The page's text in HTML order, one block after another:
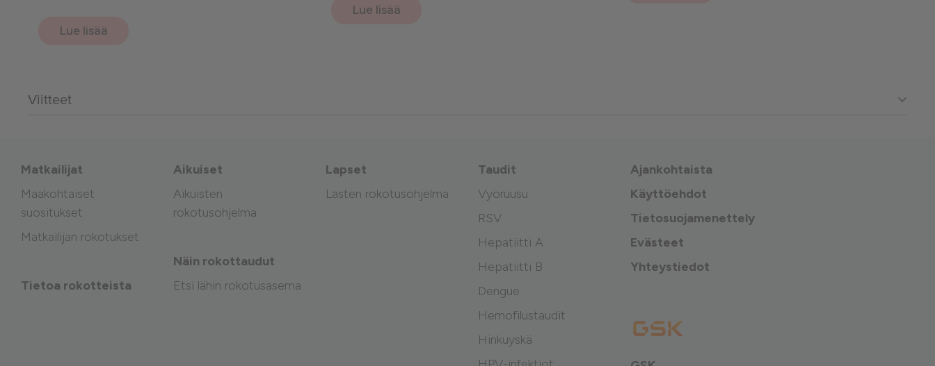
Lue lisää
Lue lisää
Viitteet
Matkailijat
Maakohtaiset
suositukset
Matkailijan rokotukset
Tietoa rokotteista
Aikuiset
Aikuisten
rokotusohjelma
Näin rokottaudut
Etsi lähin rokotusasema
Lapset
Lasten rokotusohjelma
Taudit
Vyöruusu
RSV
Hepatiitti A
Hepatiitti B
Dengue
Hemofilustaudit
Hinkuyskä
Ajankohtaista
Käyttöehdot
Tietosuojamenettely
Evästeet
Yhteystiedot